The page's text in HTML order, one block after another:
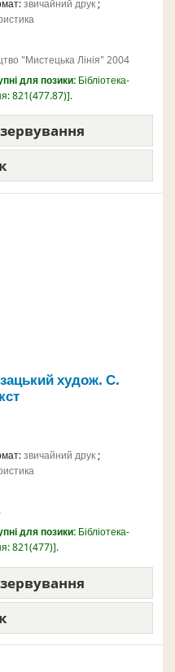
звичайний друк;
"Мистецька Лінія" 2004
для позики: Бібліотека-
821(477.87) .
худож. С.
звичайний друк;
для позики: Бібліотека-
821(477) .